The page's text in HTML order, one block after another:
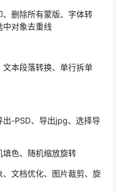
删除所有蒙版、字体转
中对象去重线
本段落转换、单行拆单
出-PSD、导出jpg、选择导
色、随机缩放旋转
文档优化、图片裁剪、旋